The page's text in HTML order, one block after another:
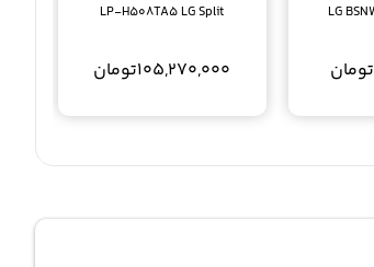
تومان
LP-H508TA5 LG Split
105,270,000تومان